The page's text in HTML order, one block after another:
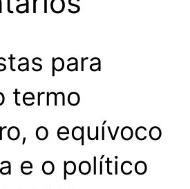
para
termo
o equívoco
e o político